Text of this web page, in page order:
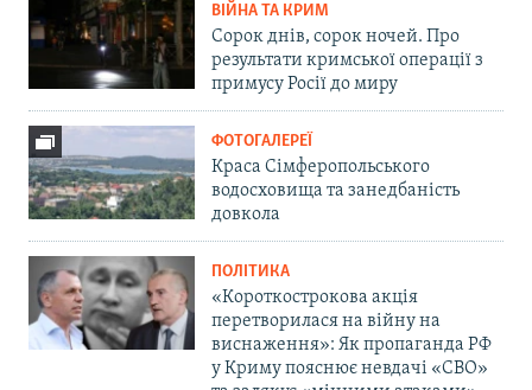
ВІЙНА ТА КРИМ
Сорок днів, сорок ночей. Про
результати кримської операції з
примусу Росії до миру
ФОТОГАЛЕРЕЇ
Краса Сімферопольського
водосховища та занедбаність
довкола
ПОЛІТИКА
«Короткострокова акція
перетворилася на війну на
виснаження»: Як пропаганда РФ
у Криму пояснює невдачі «СВО»